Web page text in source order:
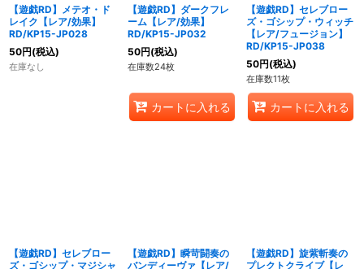
【遊戯RD】メテオ・ド
レイク【レア/効果】
RD/KP15-JP028
50円(税込)
在庫なし
【遊戯RD】ダークフレ
ーム【レア/効果】
RD/KP15-JP032
50円(税込)
在庫数24枚
カートに入れる
【遊戯RD】セレブロー
ズ・ゴシップ・ウィッチ
【レア/フュージョン】
RD/KP15-JP038
50円(税込)
在庫数11枚
カートに入れる
【遊戯RD】セレブロー
ズ・ゴシップ・マジシャ
【遊戯RD】瞬苛闘奏の
バンディーヴァ【レア/
【遊戯RD】旋紫斬奏の
プレクトクライブ【レ